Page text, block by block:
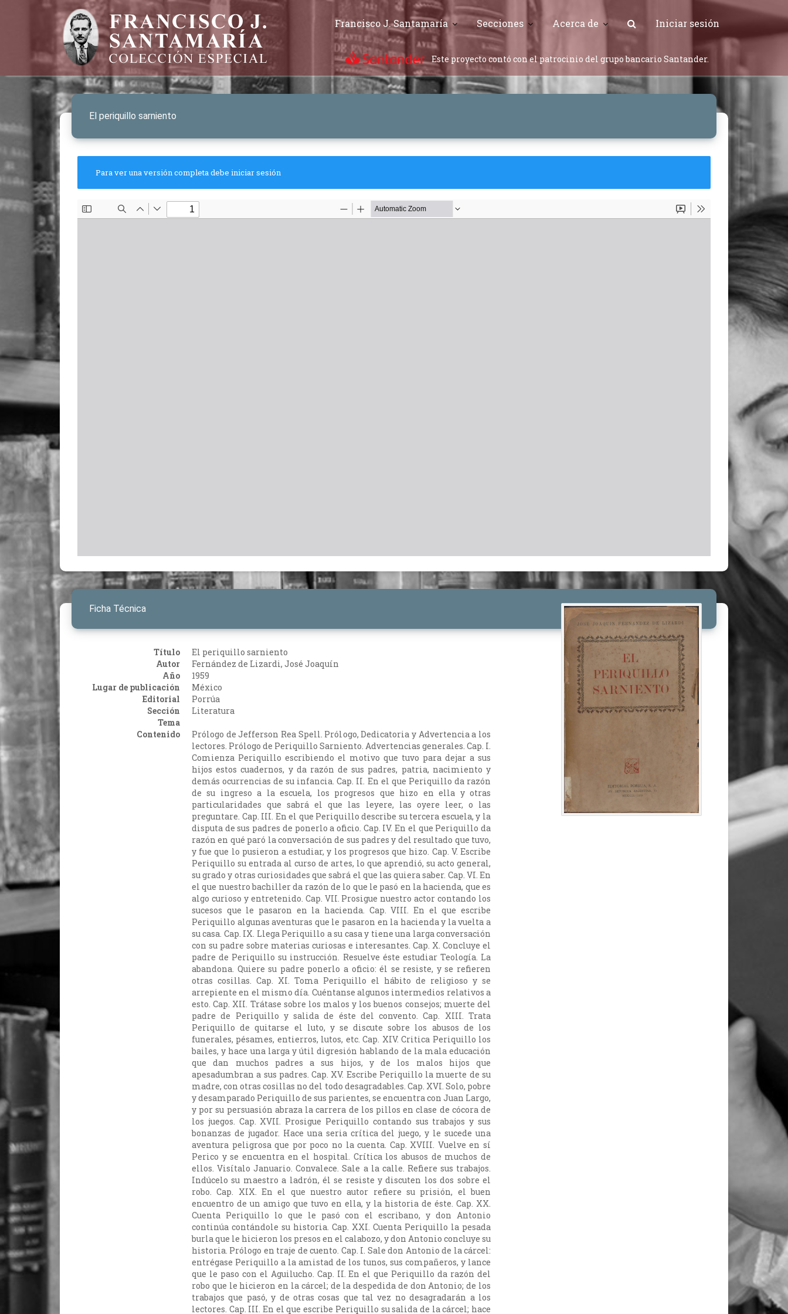
Francisco J. Santamaría Secciones Acerca de Iniciar sesión
Este proyecto contó con el patrocinio del grupo bancario Santander.
El periquillo sarniento
Para ver una versión completa debe iniciar sesión
Ficha Técnica
Título
El periquillo sarniento
Autor
Fernández de Lizardi, José Joaquín
Año
1959
Lugar de publicación
México
Editorial
Porrúa
Sección
Literatura
Tema
Contenido
Prólogo de Jefferson Rea Spell. Prólogo, Dedicatoria y Advertencia a los
lectores. Prólogo de Periquillo Sarniento. Advertencias generales. Cap. I.
Comienza Periquillo escribiendo el motivo que tuvo para dejar a sus
hijos estos cuadernos, y da razón de sus padres, patria, nacimiento y
demás ocurrencias de su infancia. Cap. II. En el que Periquillo da razón
de su ingreso a la escuela, los progresos que hizo en ella y otras
particularidades que sabrá el que las leyere, las oyere leer, o las
preguntare. Cap. III. En el que Periquillo describe su tercera escuela, y la
disputa de sus padres de ponerlo a oficio. Cap. IV. En el que Periquillo da
razón en qué paró la conversación de sus padres y del resultado que tuvo,
y fue que lo pusieron a estudiar, y los progresos que hizo. Cap. V. Escribe
Periquillo su entrada al curso de artes, lo que aprendió, su acto general,
su grado y otras curiosidades que sabrá el que las quiera saber. Cap. VI. En
el que nuestro bachiller da razón de lo que le pasó en la hacienda, que es
algo curioso y entretenido. Cap. VII. Prosigue nuestro actor contando los
sucesos que le pasaron en la hacienda. Cap. VIII. En el que escribe
Periquillo algunas aventuras que le pasaron en la hacienda y la vuelta a
su casa. Cap. IX. Llega Periquillo a su casa y tiene una larga conversación
con su padre sobre materias curiosas e interesantes. Cap. X. Concluye el
padre de Periquillo su instrucción. Resuelve éste estudiar Teología. La
abandona. Quiere su padre ponerlo a oficio: él se resiste, y se refieren
otras cosillas. Cap. XI. Toma Periquillo el hábito de religioso y se
arrepiente en el mismo día. Cuéntanse algunos intermedios relativos a
esto. Cap. XII. Trátase sobre los malos y los buenos consejos; muerte del
padre de Periquillo y salida de éste del convento. Cap. XIII. Trata
Periquillo de quitarse el luto, y se discute sobre los abusos de los
funerales, pésames, entierros, lutos, etc. Cap. XIV. Critica Periquillo los
bailes, y hace una larga y útil digresión hablando de la mala educación
que dan muchos padres a sus hijos, y de los malos hijos que
apesadumbran a sus padres. Cap. XV. Escribe Periquillo la muerte de su
madre, con otras cosillas no del todo desagradables. Cap. XVI. Solo, pobre
y desamparado Periquillo de sus parientes, se encuentra con Juan Largo,
y por su persuasión abraza la carrera de los pillos en clase de cócora de
los juegos. Cap. XVII. Prosigue Periquillo contando sus trabajos y sus
bonanzas de jugador. Hace una seria crítica del juego, y le sucede una
aventura peligrosa que por poco no la cuenta. Cap. XVIII. Vuelve en sí
Perico y se encuentra en el hospital. Crítica los abusos de muchos de
ellos. Visítalo Januario. Convalece. Sale a la calle. Refiere sus trabajos.
Indúcelo su maestro a ladrón, él se resiste y discuten los dos sobre el
robo. Cap. XIX. En el que nuestro autor refiere su prisión, el buen
encuentro de un amigo que tuvo en ella, y la historia de éste. Cap. XX.
Cuenta Periquillo lo que le pasó con el escribano, y don Antonio
continúa contándole su historia. Cap. XXI. Cuenta Periquillo la pesada
burla que le hicieron los presos en el calabozo, y don Antonio concluye su
historia. Prólogo en traje de cuento. Cap. I. Sale don Antonio de la cárcel:
entrégase Periquillo a la amistad de los tunos, sus compañeros, y lance
que le paso con el Aguilucho. Cap. II. En el que Periquillo da razón del
robo que le hicieron en la cárcel; de la despedida de don Antonio; de los
trabajos que pasó, y de otras cosas que tal vez no desagradarán a los
lectores. Cap. III. En el que escribe Periquillo su salida de la cárcel; hace